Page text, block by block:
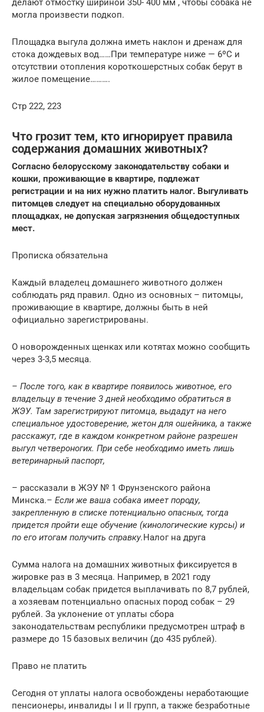
делают отмостку шириной 350- 400 мм , чтобы собака не
могла произвести подкоп.
Площадка выгула должна иметь наклон и дренаж для
стока дождевых вод……При температуре ниже — 6ºС и
отсутствии отопления короткошер­стных собак берут в
жилое помещение……….
Стр 222, 223
Что грозит тем, кто игнорирует правила
содержания домашних животных?
Согласно белорусскому законодательству собаки и
кошки, проживающие в квартире, подлежат
регистрации и на них нужно платить налог. Выгуливать
питомцев следует на специально оборудованных
площадках, не допуская загрязнения общедоступных
мест.
Прописка обязательна
Каждый владелец домашнего животного должен
соблюдать ряд правил. Одно из основных – питомцы,
проживающие в квартире, должны быть в ней
официально зарегистрированы.
О новорожденных щенках или котятах можно сообщить
через 3-3,5 месяца.
– После того, как в квартире появилось животное, его
владельцу в течение 3 дней необходимо обратиться в
ЖЭУ. Там зарегистрируют питомца, выдадут на него
специальное удостоверение, жетон для ошейника, а также
расскажут, где в каждом конкретном районе разрешен
выгул четвероногих. При себе необходимо иметь лишь
ветеринарный паспорт,
– рассказали в ЖЭУ № 1 Фрунзенского района
Минска.– Если же ваша собака имеет породу,
закрепленную в списке потенциально опасных, тогда
придется пройти еще обучение (кинологические курсы) и
по его итогам получить справку.Налог на друга
Сумма налога на домашних животных фиксируется в
жировке раз в 3 месяца. Например, в 2021 году
владельцам собак придется выплачивать по 8,7 рублей,
а хозяевам потенциально опасных пород собак – 29
рублей. За уклонение от уплаты сбора
законодательствам республики предусмотрен штраф в
размере до 15 базовых величин (до 435 рублей).
Право не платить
Сегодня от уплаты налога освобождены неработающие
пенсионеры, инвалиды I и II групп, а также безработные